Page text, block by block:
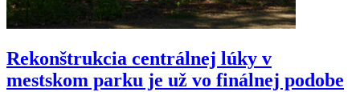
Rekonštrukcia centrálnej lúky v
mestskom parku je už vo finálnej podobe